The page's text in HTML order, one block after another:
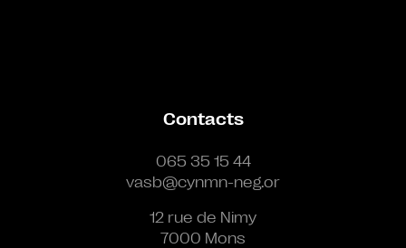
Contacts
065 35 15 44
vasb@cynmn-neg.or
12 rue de Nimy
7000 Mons